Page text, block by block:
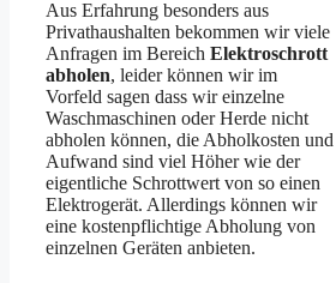
Aus Erfahrung besonders aus
Privathaushalten bekommen wir viele
Anfragen im Bereich Elektroschrott
abholen, leider können wir im
Vorfeld sagen dass wir einzelne
Waschmaschinen oder Herde nicht
abholen können, die Abholkosten und
Aufwand sind viel Höher wie der
eigentliche Schrottwert von so einen
Elektrogerät. Allerdings können wir
eine kostenpflichtige Abholung von
einzelnen Geräten anbieten.